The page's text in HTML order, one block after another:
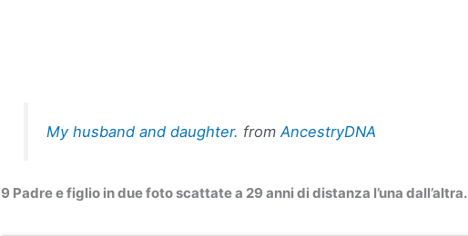
My husband and daughter. from AncestryDNA
9 Padre e figlio in due foto scattate a 29 anni di distanza l’una dall’altra.